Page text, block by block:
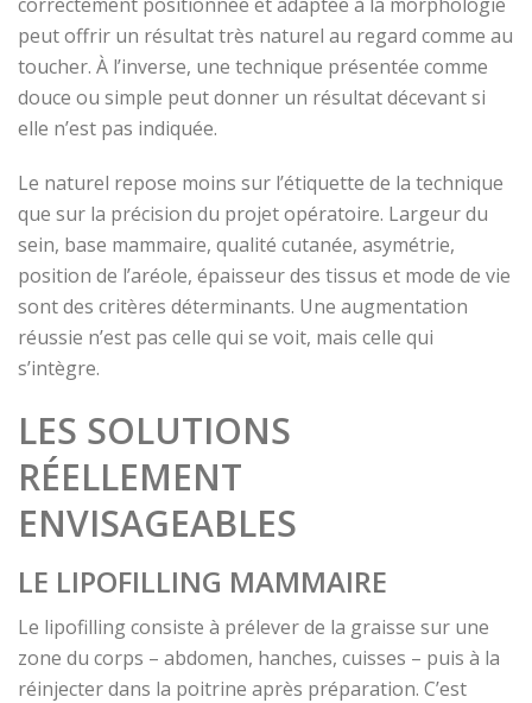
peut offrir un résultat très naturel au regard comme au
toucher. À l’inverse, une technique présentée comme
douce ou simple peut donner un résultat décevant si
elle n’est pas indiquée.
Le naturel repose moins sur l’étiquette de la technique
que sur la précision du projet opératoire. Largeur du
sein, base mammaire, qualité cutanée, asymétrie,
position de l’aréole, épaisseur des tissus et mode de vie
sont des critères déterminants. Une augmentation
réussie n’est pas celle qui se voit, mais celle qui
s’intègre.
LES SOLUTIONS
RÉELLEMENT
ENVISAGEABLES
LE LIPOFILLING MAMMAIRE
Le lipofilling consiste à prélever de la graisse sur une
zone du corps – abdomen, hanches, cuisses – puis à la
réinjecter dans la poitrine après préparation. C’est